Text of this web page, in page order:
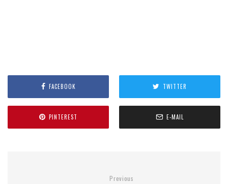
FACEBOOK TWITTER
PINTEREST E-MAIL
Previous